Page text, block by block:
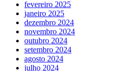
fevereiro 2025
janeiro 2025
dezembro 2024
novembro 2024
outubro 2024
setembro 2024
agosto 2024
julho 2024